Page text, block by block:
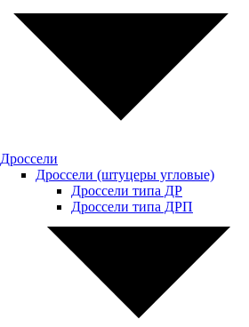
Дроссели
Дроссели (штуцеры угловые)
Дроссели типа ДР
Дроссели типа ДРП